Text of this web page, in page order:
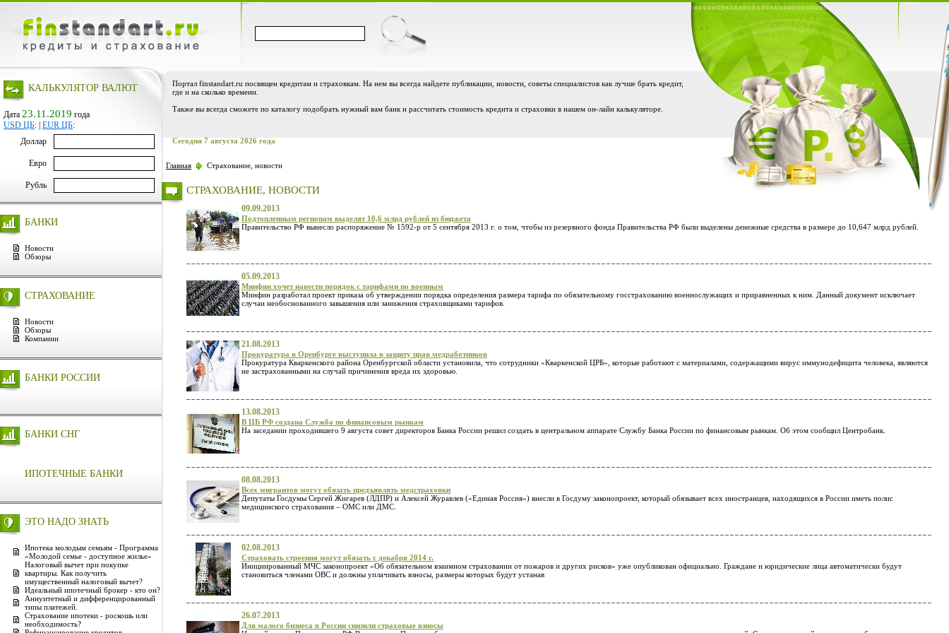
КАЛЬКУЛЯТОР ВАЛЮТ
Дата 23.11.2019 года
USD ЦБ: EUR ЦБ:
Доллар
Евро
Рубль
БАНКИ
Новости
Обзоры
СТРАХОВАНИЕ
Новости
Обзоры
Компании
БАНКИ РОССИИ
БАНКИ СНГ
ИПОТЕЧНЫЕ БАНКИ
ЭТО НАДО ЗНАТЬ
Ипотека молодым семьям - Программа
«Молодой семье - доступное жилье»
Налоговый вычет при покупке
квартиры. Как получить
имущественный налоговый вычет?
Идеальный ипотечный брокер - кто он?
Аннуитетный и дифференцированный
типы платежей.
Страхование ипотеки - роскошь или
необходимость?
Портал finstandart.ru посвящен кредитам и страховкам. На нем вы всегда найдете публикации, новости, советы специалистов как лучше брать кредит,
где и на сколько времени.
Также вы всегда сможете по каталогу подобрать нужный вам банк и рассчитать стоимость кредита и страховки в нашем он-лайн калькуляторе.
Сегодня 7 августа 2026 года
Главная Страхование, новости
СТРАХОВАНИЕ, НОВОСТИ
09.09.2013
Подтопленным регионам выделят 10,6 млрд рублей из бюджета
Правительство РФ вынесло распоряжение № 1592-р от 5 сентября 2013 г. о том, чтобы из резервного фонда Правительства РФ были выделены денежные средства в размере до 10,647 млрд рублей.
05.09.2013
Минфин хочет навести порядок с тарифами по военным
Минфин разработал проект приказа об утверждении порядка определения размера тарифа по обязательному госстрахованию военнослужащих и приравненных к ним. Данный документ исключает
случаи необоснованного завышения или занижения страховщиками тарифов.
21.08.2013
Прокуратура в Оренбурге выступила в защиту прав медработников
Прокуратура Кваркенского района Оренбургской области установила, что сотрудники «Кваркенской ЦРБ», которые работают с материалами, содержащими вирус иммунодефицита человека, являются
не застрахованными на случай причинения вреда их здоровью.
13.08.2013
В ЦБ РФ создана Служба по финансовым рынкам
На заседании проходившего 9 августа совет директоров Банка России решил создать в центральном аппарате Службу Банка России по финансовым рынкам. Об этом сообщил Центробанк.
08.08.2013
Всех мигрантов могут обязать предъявлять медстраховки
Депутаты Госдумы Сергей Жигарев (ЛДПР) и Алексей Журавлев («Единая Россия») внесли в Госдуму законопроект, который обязывает всех иностранцев, находящихся в России иметь полис
медицинского страхования – ОМС или ДМС.
02.08.2013
Страховать строения могут обязать с декабря 2014 г.
Инициированный МЧС законопроект «Об обязательном взаимном страховании от пожаров и других рисков» уже опубликован официально. Граждане и юридические лица автоматически будут
становиться членами ОВС и должны уплачивать взносы, размеры которых будут устанав
26.07.2013
Для малого бизнеса в России снизили страховые взносы